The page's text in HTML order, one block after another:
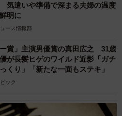
気遣いや準備で深まる夫婦の温度
明に
ース情報部
賞」主演男優賞の真田広之 31歳
が長髪ヒゲのワイルド近影「ガチ
くり」「新たな一面もステキ」
ック